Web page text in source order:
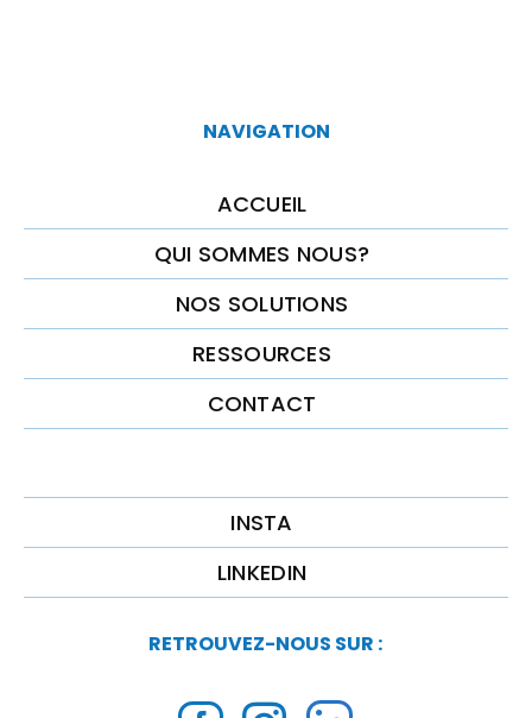
NAVIGATION
ACCUEIL
QUI SOMMES NOUS?
NOS SOLUTIONS
RESSOURCES
CONTACT
INSTA
LINKEDIN
RETROUVEZ-NOUS SUR :